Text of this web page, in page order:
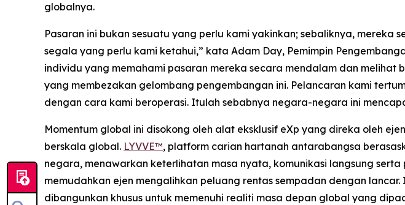
globalnya.
Pasaran ini bukan sesuatu yang perlu kami yakinkan; sebaliknya,
segala yang perlu kami ketahui,” kata Adam Day, Pemimpin
individu yang memahami pasaran mereka secara mendalam dan
yang membezakan gelombang pengembangan ini. Pelancaran kami
dengan cara kami beroperasi. Itulah sebabnya negara-negara ini
Momentum global ini disokong oleh alat eksklusif eXp yang direka oleh
berskala global. LYVVE™, platform carian hartanah antarabangsa
negara, menawarkan keterlihatan masa nyata, komunikasi langsung
memudahkan ejen mengalihkan peluang rentas sempadan dengan
dibangunkan khusus untuk memenuhi realiti masa depan global yang